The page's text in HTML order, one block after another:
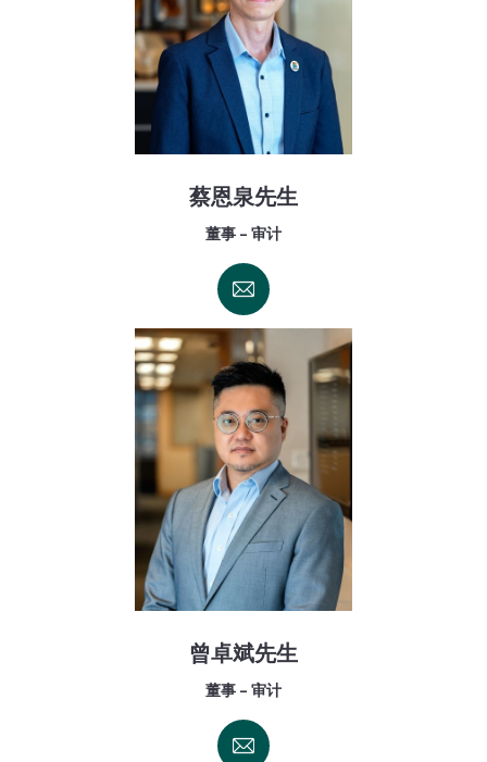
蔡恩泉先生
董事 - 审计
曾卓斌先生
董事 - 审计